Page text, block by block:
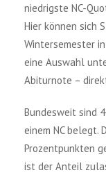
niedrigste NC-
Hier können sich
Wintersemester
eine Auswahl
Abiturnote –
Bundesweit sind
einem NC belegt.
Prozentpunkten
ist der Anteil